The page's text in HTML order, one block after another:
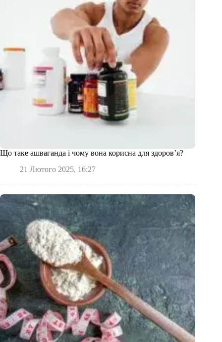
Що таке ашваганда і чому вона корисна для здоров’я?
21 Лютого 2025, 16:27